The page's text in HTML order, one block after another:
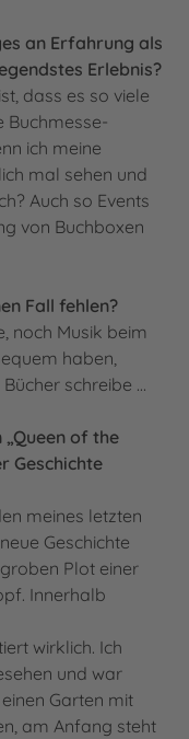
an Erfahrung als
Erlebnis?
dass es so viele
Buchmesse-
ich meine
mal sehen und
Auch so Events
von Buchboxen
Fall fehlen?
noch Musik beim
haben,
schreibe …
of the
Geschichte
meines letzten
Geschichte
Plot einer
Innerhalb
wirklich. Ich
und war
Garten mit
am Anfang steht